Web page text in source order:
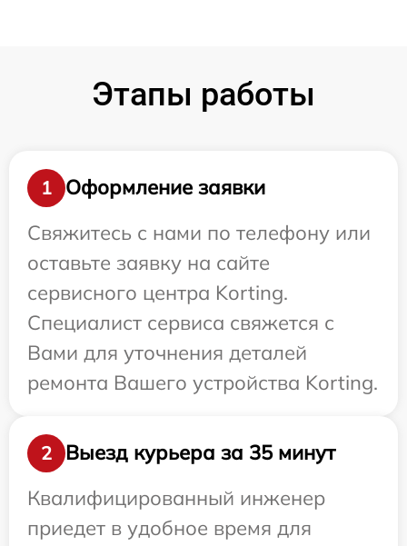
Этапы работы
1
Оформление заявки
Свяжитесь с нами по телефону или
оставьте заявку на сайте
сервисного центра Korting.
Специалист сервиса свяжется с
Вами для уточнения деталей
ремонта Вашего устройства Korting.
2
Выезд курьера за 35 минут
Квалифицированный инженер
приедет в удобное время для